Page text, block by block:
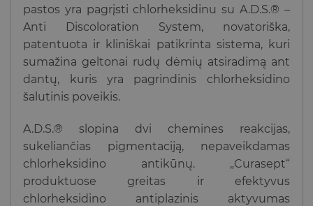
pastos yra pagrįsti chlorheksidinu su A.D.S.® –
Anti Discoloration System, novatoriška,
patentuota ir kliniškai patikrinta sistema, kuri
sumažina geltonai rudų dėmių atsiradimą ant
dantų, kuris yra pagrindinis chlorheksidino
šalutinis poveikis.
A.D.S.® slopina dvi chemines reakcijas,
sukeliančias pigmentaciją, nepaveikdamas
chlorheksidino antikūnų. „Curasept“
produktuose greitas ir efektyvus
chlorheksidino antiplazinis aktyvumas